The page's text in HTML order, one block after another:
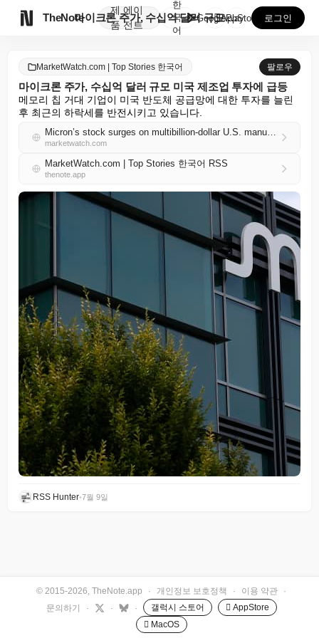
TheNote
제
품
에이
전트
마이크론 주가, 수십억 달러 규모 미국 제조업 투자에 ...
한
국
어
GooglePlay
AppStore 로그인
MarketWatch.com | Top Stories 한국어 팔로우
마이크론 주가, 수십억 달러 규모 미국 제조업 투자에 급등
메모리 칩 거대 기업이 미국 반도체 공급망에 대한 투자를 늘린
후 최근의 하락세를 반전시키고 있습니다.
Micron’s stock surges on multibillion-dollar U.S. manufacturing push
marketwatch.com
MarketWatch.com | Top Stories 한국어 RSS
thenote.app
RSS Hunter•7월 9일
© 2015-2026, TheNote.app · 개인정보 보호정책 · 이용 약관
·
문의하기
· · · 갤럭시 스토어
 AppStore
 MacOS